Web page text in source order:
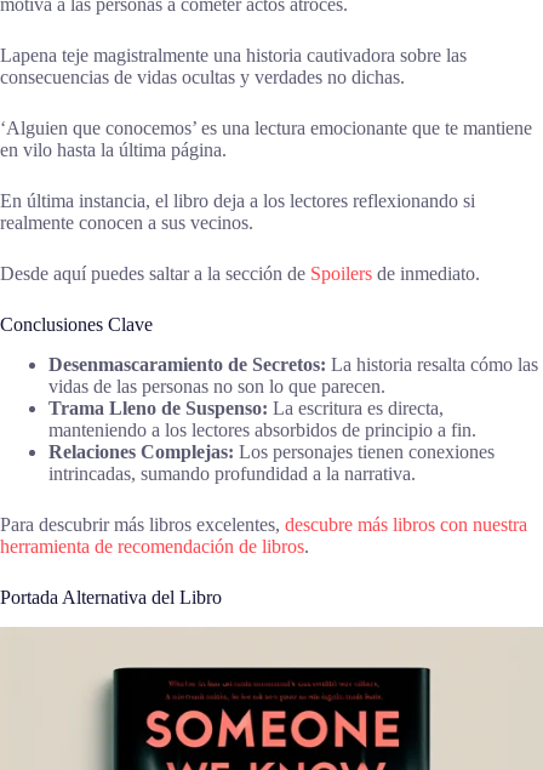
motiva a las personas a cometer actos atroces.
Lapena teje magistralmente una historia cautivadora sobre las
consecuencias de vidas ocultas y verdades no dichas.
‘Alguien que conocemos’ es una lectura emocionante que te mantiene
en vilo hasta la última página.
En última instancia, el libro deja a los lectores reflexionando si
realmente conocen a sus vecinos.
Desde aquí puedes saltar a la sección de Spoilers de inmediato.
Conclusiones Clave
Desenmascaramiento de Secretos: La historia resalta cómo las
vidas de las personas no son lo que parecen.
Trama Lleno de Suspenso: La escritura es directa,
manteniendo a los lectores absorbidos de principio a fin.
Relaciones Complejas: Los personajes tienen conexiones
intrincadas, sumando profundidad a la narrativa.
Para descubrir más libros excelentes, descubre más libros con nuestra
herramienta de recomendación de libros.
Portada Alternativa del Libro